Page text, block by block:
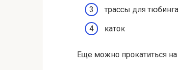
трассы для
каток
Еще можно прокатиться на